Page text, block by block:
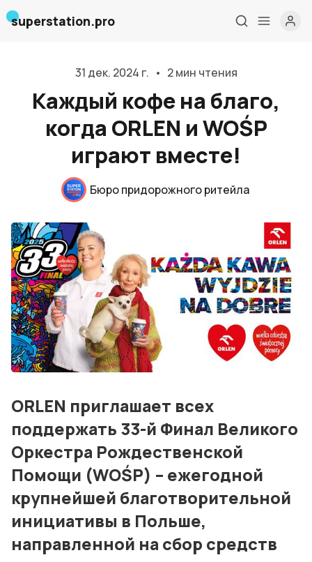
Дизайн и проектирование
Консалтинг и обучение
Блог
События
Лучшие АЗС мира
Мнения
Подписка
Условия использования материалов
superstation.pro
31 дек. 2024 г. • 2 мин чтения
Каждый кофе на благо,
когда ORLEN и WOŚP
играют вместе!
Бюро придорожного ритейла
ORLEN приглашает всех
поддержать 33-й Финал Великого
Оркестра Рождественской
Помощи (WOŚP) – ежегодной
крупнейшей благотворительной
инициативы в Польше,
направленной на сбор средств